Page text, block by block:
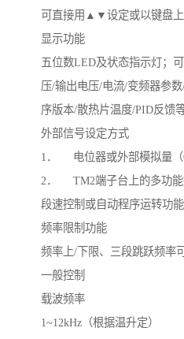
可直接用▲▼设定或以键盘
显示功能
五位数LED及状态指示灯；
压/输出电压/电流/变频器参
序版本/散热片温度/PID反馈
外部信号设定方式
1． 电位器或外部模拟量（
2． TM2端子台上的多功能
段速控制或自动程序运转功能
频率限制功能
频率上/下限、三段跳跃频率
一般控制
载波频率
1~12kHz（根据温升定）